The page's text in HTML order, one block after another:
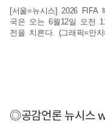
[서울=뉴시스] 2026
국은 오는 6월12일 오전
전을 치른다. (그래픽=안
◎공감언론 뉴시스